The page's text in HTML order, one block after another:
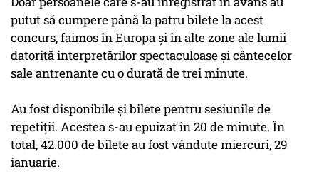
putut să cumpere până la patru bilete la acest
concurs, faimos în Europa şi în alte zone ale lumii
datorită interpretărilor spectaculoase şi cântecelor
sale antrenante cu o durată de trei minute.
Au fost disponibile şi bilete pentru sesiunile de
repetiţii. Acestea s-au epuizat în 20 de minute. În
total, 42.000 de bilete au fost vândute miercuri, 29
ianuarie.